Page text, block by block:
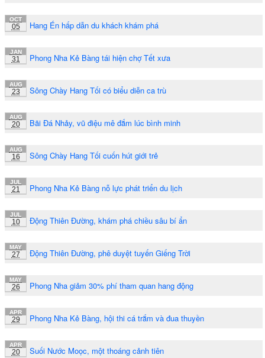
OCT
05 Hang Én hấp dẫn du khách khám phá
JAN
31 Phong Nha Kẻ Bàng tái hiện chợ Tết xưa
AUG
23 Sông Chày Hang Tối có biểu diễn ca trù
AUG
20 Bãi Đá Nhảy, vũ điệu mê đắm lúc bình minh
AUG
16 Sông Chày Hang Tối cuốn hút giới trẻ
JUL
21 Phong Nha Kẻ Bàng nỗ lực phát triển du lịch
JUL
10 Động Thiên Đường, khám phá chiều sâu bí ẩn
MAY
27 Động Thiên Đường, phê duyệt tuyến Giếng Trời
MAY
26 Phong Nha giảm 30% phí tham quan hang động
APR
29 Phong Nha Kẻ Bàng, hội thi cá trắm và đua thuyền
APR
20 Suối Nước Moọc, một thoáng cảnh tiên